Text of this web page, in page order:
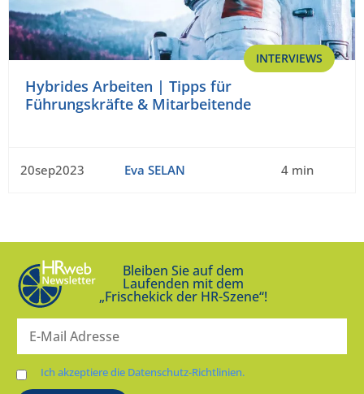
INTERVIEWS
Hybrides Arbeiten | Tipps für
Führungskräfte & Mitarbeitende
20sep2023 Eva SELAN 4 min
Bleiben Sie auf dem
Laufenden mit dem
„Frischekick der HR-Szene“!
Ich akzeptiere die Datenschutz-Richtlinien.